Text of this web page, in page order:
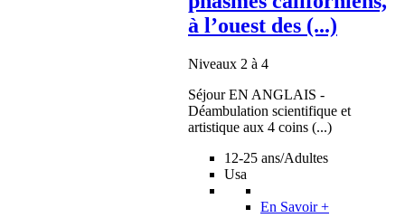
à l’ouest des (...)
Niveaux 2 à 4
Séjour EN ANGLAIS -
Déambulation scientifique et
artistique aux 4 coins (...)
12-25 ans/Adultes
Usa
En Savoir +